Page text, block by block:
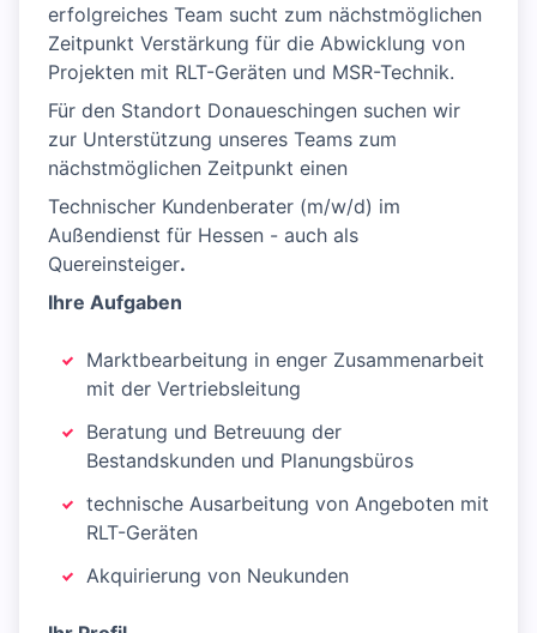
erfolgreiches Team sucht zum nächstmöglichen
Zeitpunkt Verstärkung für die Abwicklung von
Projekten mit RLT-Geräten und MSR-Technik.
Für den Standort Donaueschingen suchen wir
zur Unterstützung unseres Teams zum
nächstmöglichen Zeitpunkt einen
Technischer Kundenberater (m/w/d) im
Außendienst für Hessen - auch als
Quereinsteiger.​
Ihre Aufgaben
Marktbearbeitung in enger Zusammenarbeit
mit der Vertriebsleitung
Beratung und Betreuung der
Bestandskunden und Planungsbüros
technische Ausarbeitung von Angeboten mit
RLT-Geräten
Akquirierung von Neukunden